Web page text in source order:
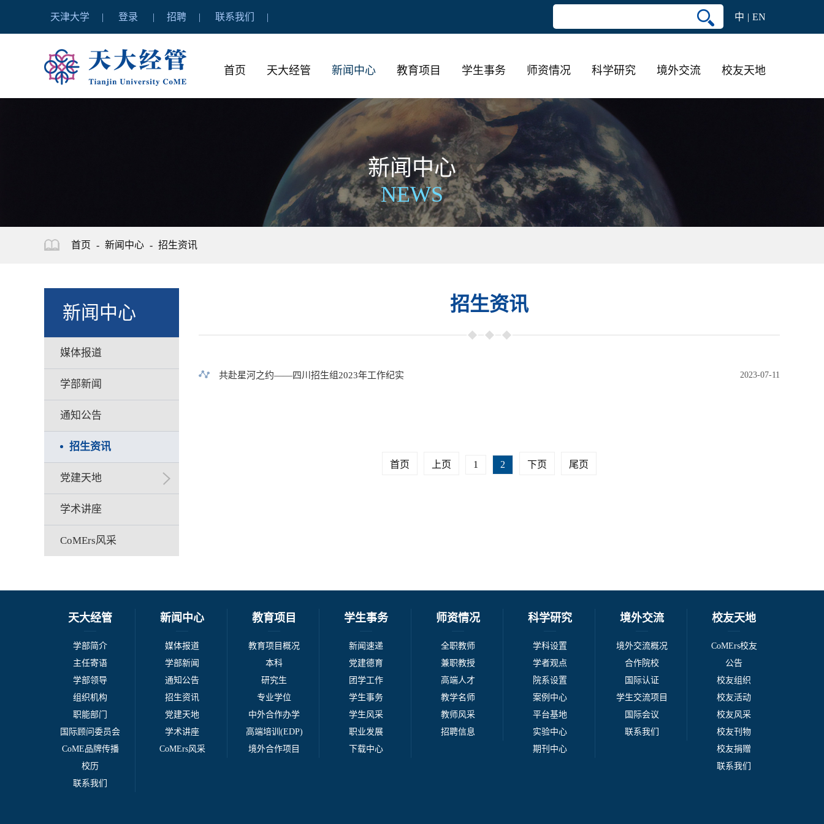
天津大学 登录 招聘 联系我们 中 EN
首页 天大经管 新闻中心 教育项目 学生事务 师资情况 科学研究 境外交流 校友天地
新闻中心
NEWS
首页 - 新闻中心 - 招生资讯
招生资讯
共赴星河之约——四川招生组2023年工作纪实 2023-07-11
首页 上页 1 2 下页 尾页
新闻中心
媒体报道
学部新闻
通知公告
招生资讯
党建天地
学术讲座
CoMErs风采
天大经管
学部简介
主任寄语
学部领导
组织机构
职能部门
国际顾问委员会
CoME品牌传播
校历
联系我们
新闻中心
媒体报道
学部新闻
通知公告
招生资讯
党建天地
学术讲座
CoMErs风采
教育项目
教育项目概况
本科
研究生
专业学位
中外合作办学
高端培训(EDP)
境外合作项目
学生事务
新闻速递
党建德育
团学工作
学生事务
学生风采
职业发展
下载中心
师资情况
全职教师
兼职教授
高端人才
教学名师
教师风采
招聘信息
科学研究
学科设置
学者观点
院系设置
案例中心
平台基地
实验中心
期刊中心
境外交流
境外交流概况
合作院校
国际认证
学生交流项目
国际会议
联系我们
校友天地
CoMErs校友
公告
校友组织
校友活动
校友风采
校友刊物
校友捐赠
联系我们